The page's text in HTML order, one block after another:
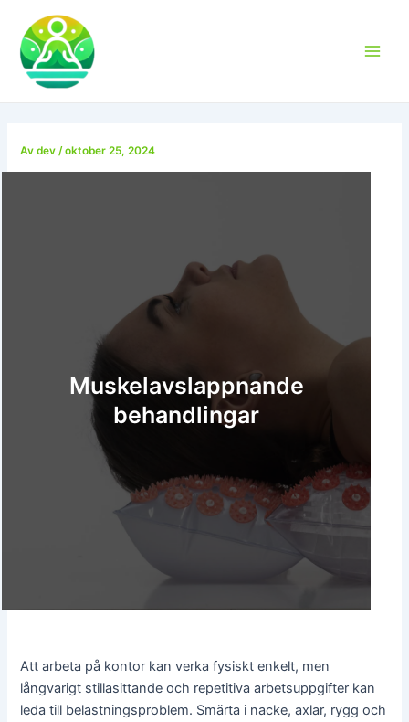
innehåll
Av dev/oktober 25, 2024
Muskelavslappnande
behandlingar
Att arbeta på kontor kan verka fysiskt enkelt, men
långvarigt stillasittande och repetitiva arbetsuppgifter kan
leda till belastningsproblem. Smärta i nacke, axlar, rygg och